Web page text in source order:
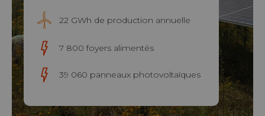
22 GWh de production annuelle
7 800 foyers alimentés
39 060 panneaux photovoltaïques